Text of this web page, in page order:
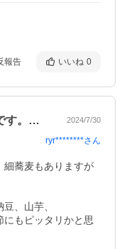
報告 いいね 0
奈良屋の、このお蕎麦が大好きです。細蕎… 2024/7/30
ryr********さん
細蕎麦もありますが
、山芋、
にもピッタリかと思